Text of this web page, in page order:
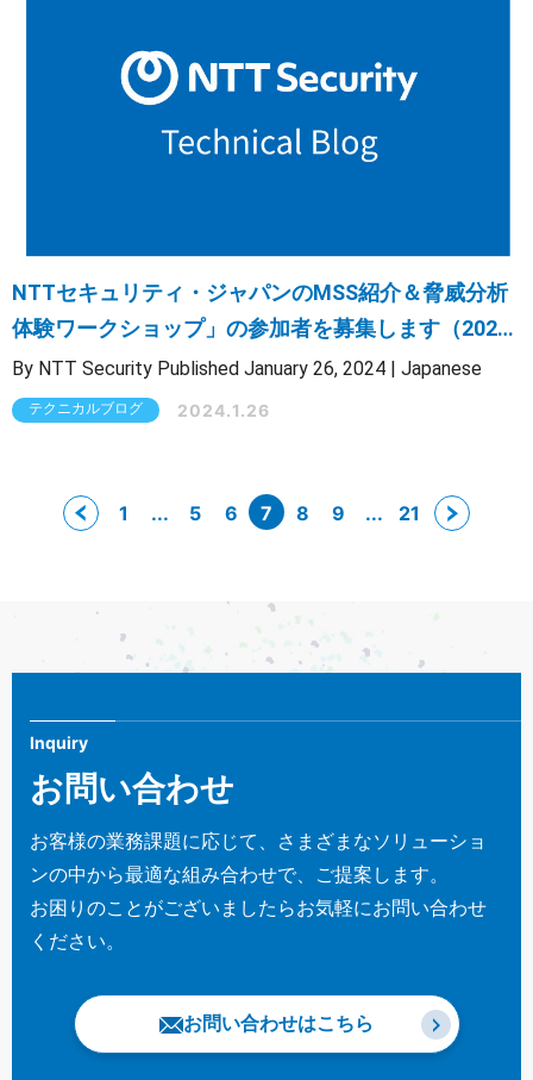
NTTセキュリティ・ジャパンのMSS紹介＆脅威分析
体験ワークショップ」の参加者を募集します（2024
年3月2日）
By NTT Security Published January 26, 2024 | Japanese
テクニカルブログ 2024.1.26
1 ... 5 6 7 8 9 ... 21
Inquiry
お問い合わせ
お客様の業務課題に応じて、さまざまなソリューショ
ンの中から最適な組み合わせで、ご提案します。
お困りのことがございましたらお気軽にお問い合わせ
ください。
お問い合わせはこちら